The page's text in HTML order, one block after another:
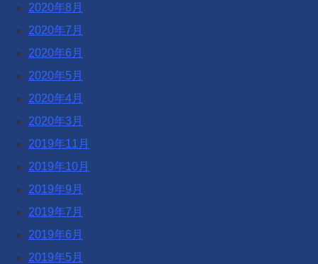
2020年8月
2020年7月
2020年6月
2020年5月
2020年4月
2020年3月
2019年11月
2019年10月
2019年9月
2019年7月
2019年6月
2019年5月